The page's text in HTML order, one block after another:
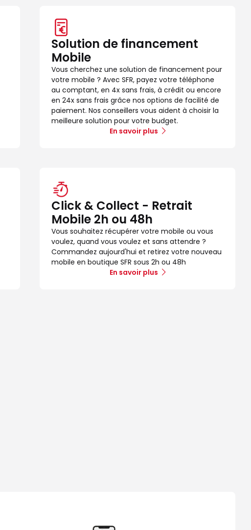
Solution de financement
Mobile
Vous cherchez une solution de financement pour
votre mobile ? Avec SFR, payez votre téléphone
au comptant, en 4x sans frais, à crédit ou encore
en 24x sans frais grâce nos options de facilité de
paiement. Nos conseillers vous aident à choisir la
meilleure solution pour votre budget.
En savoir plus
Click & Collect - Retrait
Mobile 2h ou 48h
Vous souhaitez récupérer votre mobile ou vous
voulez, quand vous voulez et sans attendre ?
Commandez aujourd'hui et retirez votre nouveau
mobile en boutique SFR sous 2h ou 48h
En savoir plus